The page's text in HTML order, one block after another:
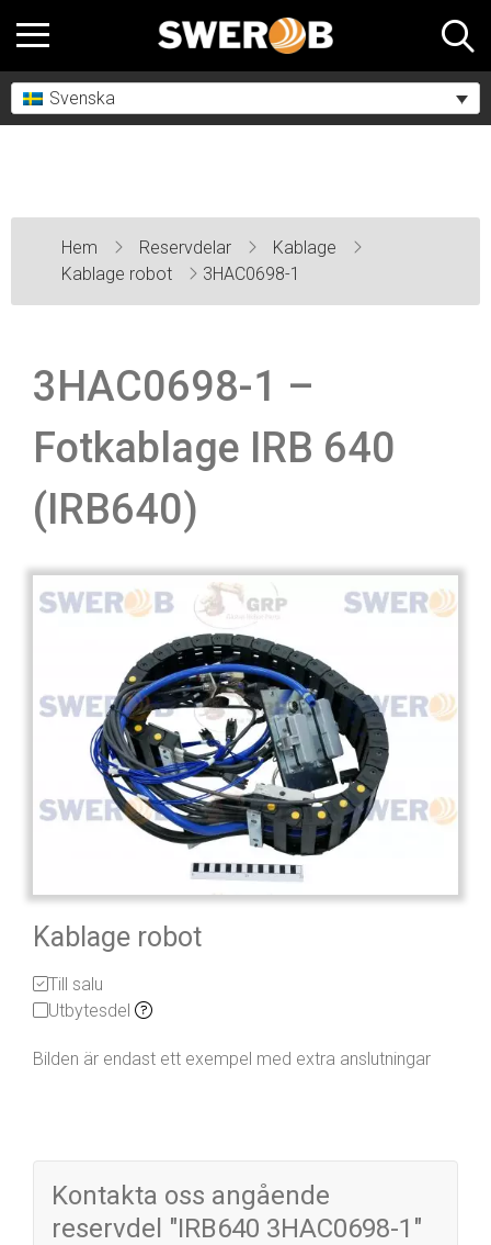
Svenska
Hem Reservdelar
Kablage
Kablage robot
3HAC0698-1
3HAC0698-1 –
Fotkablage IRB 640
(IRB640)
Kablage robot
Till salu
Utbytesdel
Bilden är endast ett exempel med extra anslutningar
Kontakta oss angående
reservdel "IRB640 3HAC0698-1"